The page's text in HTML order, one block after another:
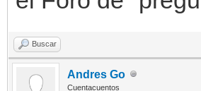
Buscar
Andres Go
Cuentacuentos